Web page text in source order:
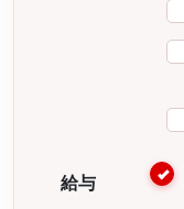
給与